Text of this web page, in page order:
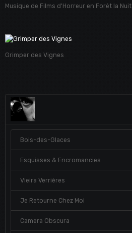
Musique de Films d'Horreur en Forêt la Nuit
Grimper des Vignes
Bois-des-Glaces
Esquisses & Encromancies
Vieira Verrières
Je Retourne Chez Moi
Camera Obscura